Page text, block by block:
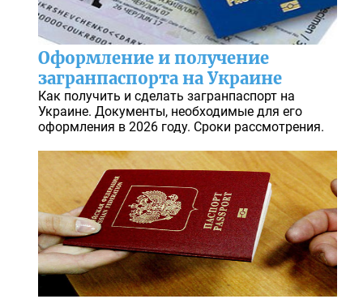
Оформление и получение
загранпаспорта на Украине
Как получить и сделать загранпаспорт на
Украине. Документы, необходимые для его
оформления в 2026 году. Сроки рассмотрения.